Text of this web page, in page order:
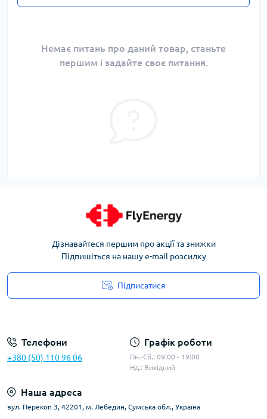
Немає питань про даний товар, станьте
першим і задайте своє питання.
Дізнавайтеся першим про акції та знижки
Підпишіться на нашу e-mail розсилку
Підписатися
Телефони
+380 (50) 110 96 06
Графік роботи
Пн.-Сб.: 09:00 - 19:00
Нд.: Вихідний
Наша адреса
вул. Перекоп 3, 42201, м. Лебедин, Сумська обл., Україна